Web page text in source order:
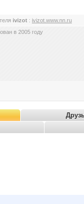
ivizot : ivizot.www.nn.ru
в 2005 году